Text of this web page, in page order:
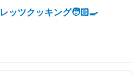
レッツクッキング🧑🏻‍🍳